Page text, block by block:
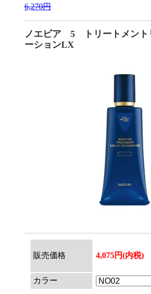
6,270円
ノエビア 5 トリートメント
ーションLX
販売価格 4,075円(内税)
カラー